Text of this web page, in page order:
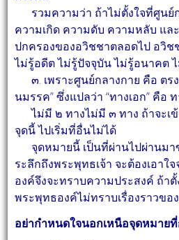
รวมความว่า ถ้าไม่ตั้งใจที่ศูนย์
ความเกิด ความดับ ความหลับ แล
ปกครองของอวิชชาตลอดไป อวิช
ไม่รู้อดีต ไม่รู้ปัจจุบัน ไม่รู้อนาคต
๓. เพราะศูนย์กลางกาย คือ ตรง
นมรรค” ซึ่งแปลว่า “ทางเอก” คือท
ไม่มี ๒ ทางไม่มี ๓ ทาง ถ้าจะเข้
จุดนี้ ไปเริ่มที่อื่นไม่ได้
จุดหมายนี้ เป็นที่ผ่านไปผ่านมา
ระลึกถึงพระพุทธเจ้า จะต้องเอาใ
องค์จึงจะทราบความประสงค์ ถ้า
พระพุทธองค์ไม่ทราบเรื่องราวของ
อย่ากำหนดใจนอกเหนือจุดหมาย